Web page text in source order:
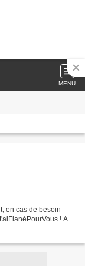
MENU
en cas de besoin
! A